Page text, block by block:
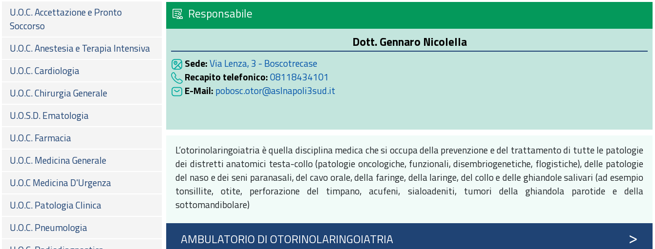
U.O.C. Accettazione e Pronto
Soccorso
U.O.C. Anestesia e Terapia Intensiva
U.O.C. Cardiologia
U.O.C. Chirurgia Generale
U.O.S.D. Ematologia
U.O.C. Farmacia
U.O.C. Medicina Generale
U.O.C Medicina D'Urgenza
U.O.C. Patologia Clinica
U.O.C. Pneumologia
Responsabile
Dott. Gennaro Nicolella
Sede:Via Lenza, 3 - Boscotrecase
Recapito telefonico:08118434101
E-Mail: pobosc.otor@aslnapoli3sud.it
L’otorinolaringoiatria è quella disciplina medica che si occupa della prevenzione e del trattamento di tutte le patologie
dei distretti anatomici testa-collo (patologie oncologiche, funzionali, disembriogenetiche, flogistiche), delle patologie
del naso e dei seni paranasali, del cavo orale, della faringe, della laringe, del collo e delle ghiandole salivari (ad esempio
tonsillite, otite, perforazione del timpano, acufeni, sialoadeniti, tumori della ghiandola parotide e della
sottomandibolare)
AMBULATORIO DI OTORINOLARINGOIATRIA